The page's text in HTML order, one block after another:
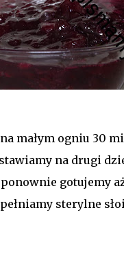
Translate
małym ogniu 30
na drugi
gotujemy
sterylne